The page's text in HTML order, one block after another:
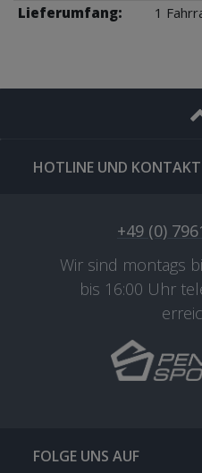
Lieferumfang:
1
HOTLINE UND KONTAKT
+49 (0)
Wir sind montags
bis 16:00 Uhr
FOLGE UNS AUF